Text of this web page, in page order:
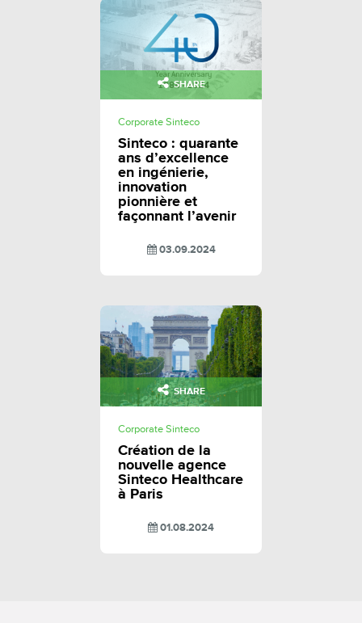
SHARE
Corporate Sinteco
Sinteco : quarante
ans d’excellence
en ingénierie,
innovation
pionnière et
façonnant l’avenir
03.09.2024
SHARE
Corporate Sinteco
Création de la
nouvelle agence
Sinteco Healthcare
à Paris
01.08.2024